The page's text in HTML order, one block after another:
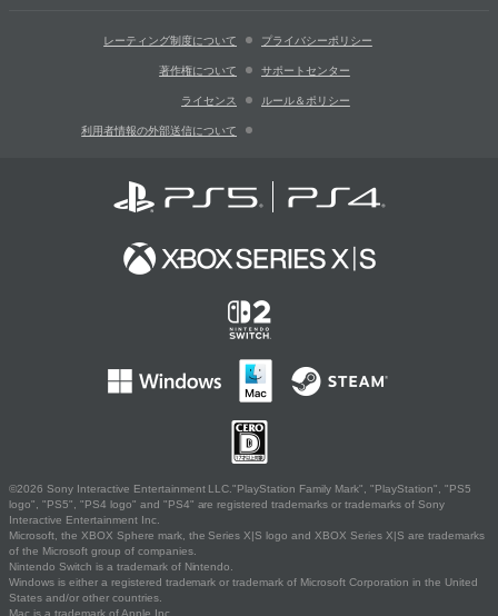
レーティング制度について プライバシーポリシー
著作権について サポートセンター
ライセンス ルール＆ポリシー
利用者情報の外部送信について
©2026 Sony Interactive Entertainment LLC."PlayStation Family Mark", "PlayStation", "PS5
logo", "PS5", "PS4 logo" and "PS4" are registered trademarks or trademarks of Sony
Interactive Entertainment Inc.
Microsoft, the XBOX Sphere mark, the Series X|S logo and XBOX Series X|S are trademarks
of the Microsoft group of companies.
Nintendo Switch is a trademark of Nintendo.
Windows is either a registered trademark or trademark of Microsoft Corporation in the United
States and/or other countries.
Mac is a trademark of Apple Inc.